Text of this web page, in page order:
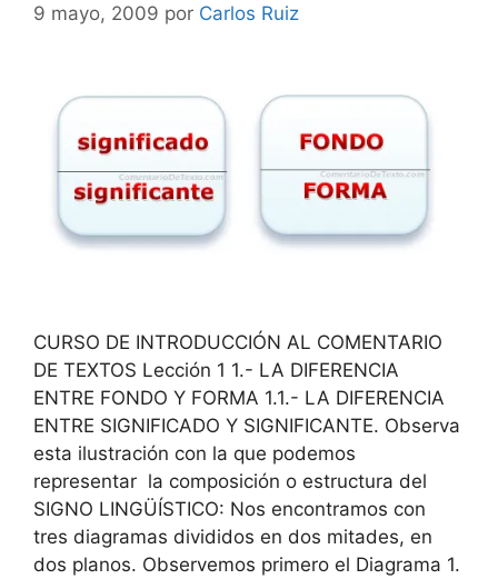
9 mayo, 2009 por Carlos Ruiz
CURSO DE INTRODUCCIÓN AL COMENTARIO
DE TEXTOS Lección 1 1.- LA DIFERENCIA
ENTRE FONDO Y FORMA 1.1.- LA DIFERENCIA
ENTRE SIGNIFICADO Y SIGNIFICANTE. Observa
esta ilustración con la que podemos
representar la composición o estructura del
SIGNO LINGÜÍSTICO: Nos encontramos con
tres diagramas divididos en dos mitades, en
dos planos. Observemos primero el Diagrama 1.